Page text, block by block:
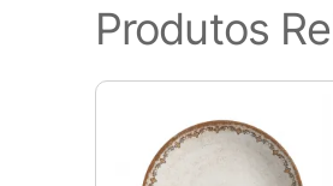
Produtos
este